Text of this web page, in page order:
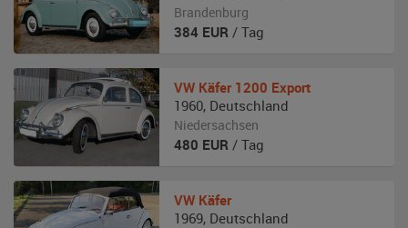
Brandenburg
384 EUR / Tag
VW Käfer 1200 Export
1960, Deutschland
Niedersachsen
480 EUR / Tag
VW Käfer
1969, Deutschland